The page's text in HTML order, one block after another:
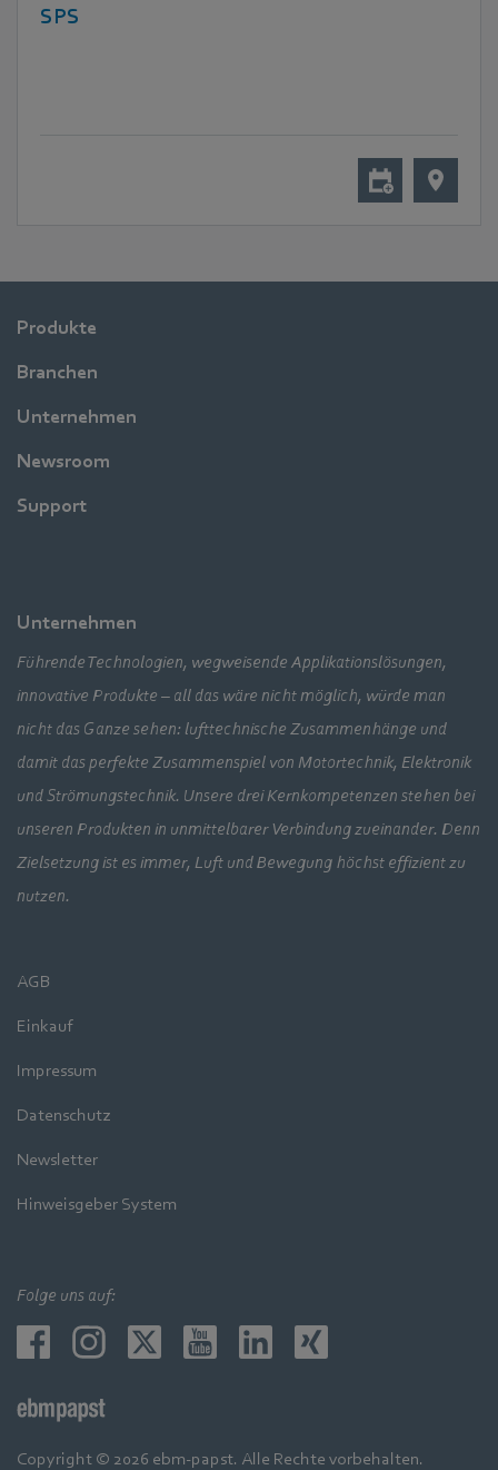
SPS
Produkte
Branchen
Unternehmen
Newsroom
Support
Unternehmen
Führende Technologien, wegweisende Applikationslösungen,
innovative Produkte – all das wäre nicht möglich, würde man
nicht das Ganze sehen: lufttechnische Zusammenhänge und
damit das perfekte Zusammenspiel von Motortechnik, Elektronik
und Strömungstechnik. Unsere drei Kernkompetenzen stehen bei
unseren Produkten in unmittelbarer Verbindung zueinander. Denn
Zielsetzung ist es immer, Luft und Bewegung höchst effizient zu
nutzen.
AGB
Einkauf
Impressum
Datenschutz
Newsletter
Hinweisgeber System
Folge uns auf:
Copyright © 2026 ebm-papst. Alle Rechte vorbehalten.